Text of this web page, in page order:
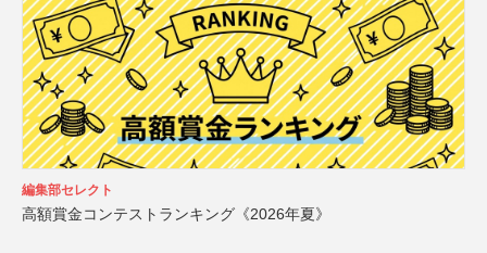
編集部セレクト
高額賞金コンテストランキング《2026年夏》